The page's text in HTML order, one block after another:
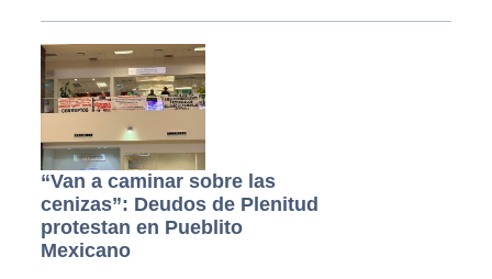
“Van a caminar sobre las
cenizas”: Deudos de Plenitud
protestan en Pueblito
Mexicano